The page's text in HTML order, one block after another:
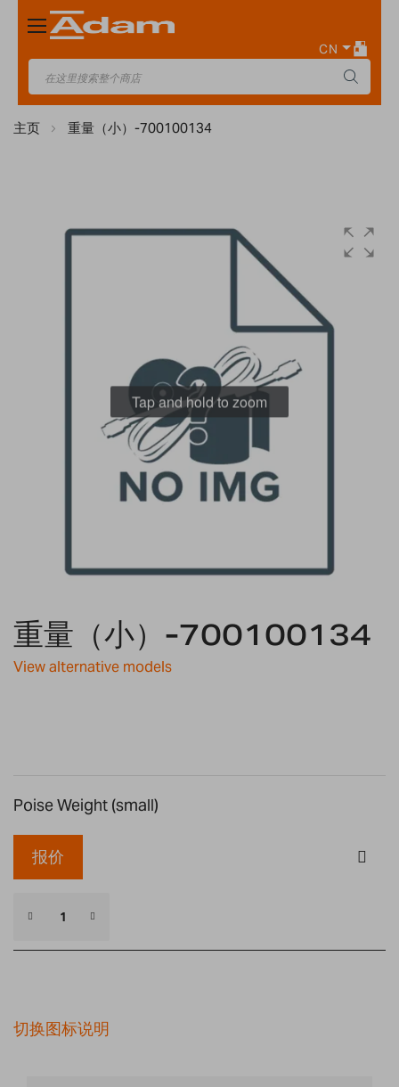
Toggle
Nav
CN
主页 重量（小）-700100134
Tap and hold to zoom
the
of
重量（小）-700100134
View alternative models
Poise Weight (small)
报价
切换图标说明